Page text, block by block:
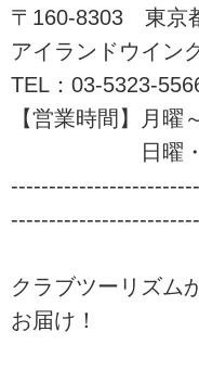
〒160-8303 東京
アイランドウイン
TEL：03-5323-
【営業時間】月
日曜・祝日
クラブツーリズム
お届け！